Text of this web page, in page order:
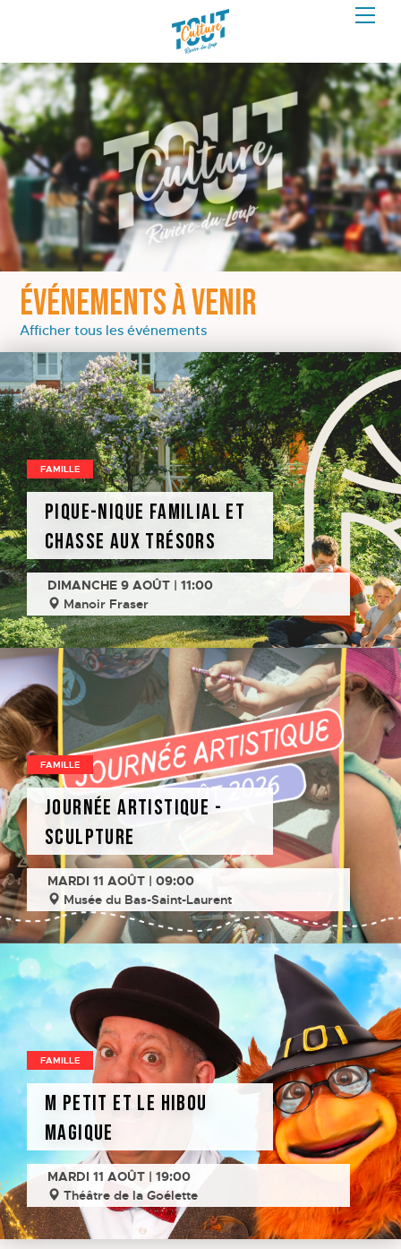
ÉVÉNEMENTS À VENIR
Afficher tous les événements
FAMILLE
Pique-nique familial et
chasse aux trésors
DIMANCHE 9 AOÛT | 11:00
Manoir Fraser
FAMILLE
Journée artistique -
Sculpture
MARDI 11 AOÛT | 09:00
Musée du Bas-Saint-Laurent
FAMILLE
M Petit et le hibou
magique
MARDI 11 AOÛT | 19:00
Théâtre de la Goélette